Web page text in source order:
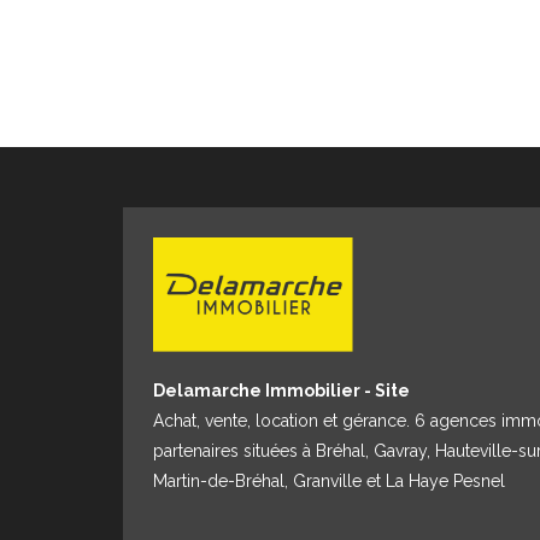
Delamarche Immobilier - Site
Achat, vente, location et gérance. 6 agences
partenaires situées à Bréhal, Gavray, Hauteville-
Martin-de-Bréhal, Granville et La Haye Pesnel